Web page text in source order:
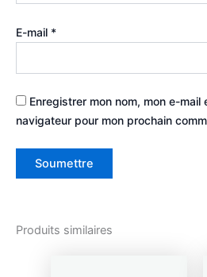
E-mail *
Enregistrer mon nom, mon e-mail
navigateur pour mon prochain
Produits similaires